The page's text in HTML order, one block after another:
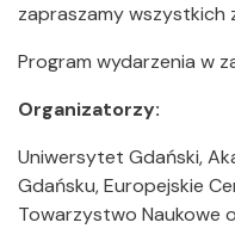
zapraszamy wszystkich
Program wydarzenia w
Organizatorzy:
Uniwersytet Gdański,
Gdańsku, Europejskie
Towarzystwo Naukowe